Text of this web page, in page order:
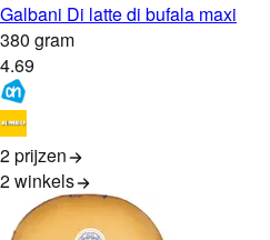
Galbani Di latte di bufala maxi
380 gram
4.69
2 prijzen
2winkels